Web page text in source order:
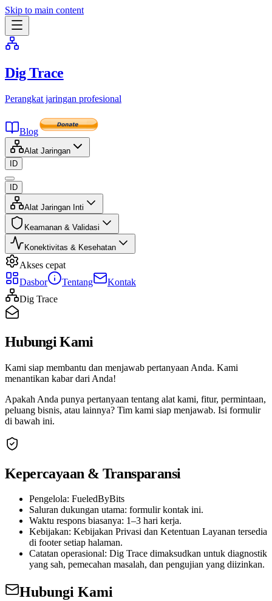
Skip to main content
Dig Trace
Perangkat jaringan profesional
Blog
Alat Jaringan
ID
ID
Alat Jaringan Inti
Keamanan & Validasi
Konektivitas & Kesehatan
Akses cepat
Dasbor
Tentang
Kontak
Dig Trace
Hubungi Kami
Kami siap membantu dan menjawab pertanyaan Anda. Kami
menantikan kabar dari Anda!
Apakah Anda punya pertanyaan tentang alat kami, fitur, permintaan,
peluang bisnis, atau lainnya? Tim kami siap menjawab. Isi formulir
di bawah ini.
Kepercayaan & Transparansi
Pengelola: FueledByBits
Saluran dukungan utama: formulir kontak ini.
Waktu respons biasanya: 1–3 hari kerja.
Kebijakan: Kebijakan Privasi dan Ketentuan Layanan tersedia
di footer setiap halaman.
Catatan operasional: Dig Trace dimaksudkan untuk diagnostik
yang sah, pemecahan masalah, dan pengujian yang diizinkan.
Hubungi Kami